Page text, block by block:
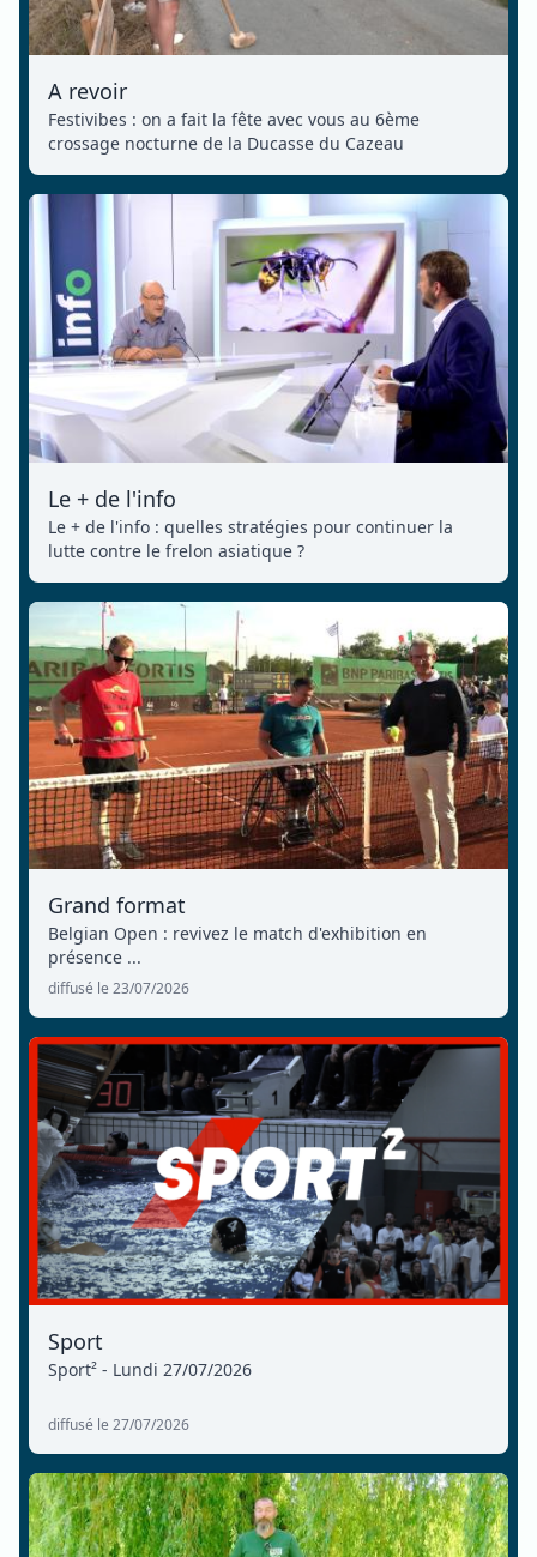
A revoir
Festivibes : on a fait la fête avec vous au 6ème
crossage nocturne de la Ducasse du Cazeau
Le + de l'info
Le + de l'info : quelles stratégies pour continuer la
lutte contre le frelon asiatique ?
Grand format
Belgian Open : revivez le match d'exhibition en
présence ...
diffusé le 23/07/2026
Sport
Sport² - Lundi 27/07/2026
diffusé le 27/07/2026